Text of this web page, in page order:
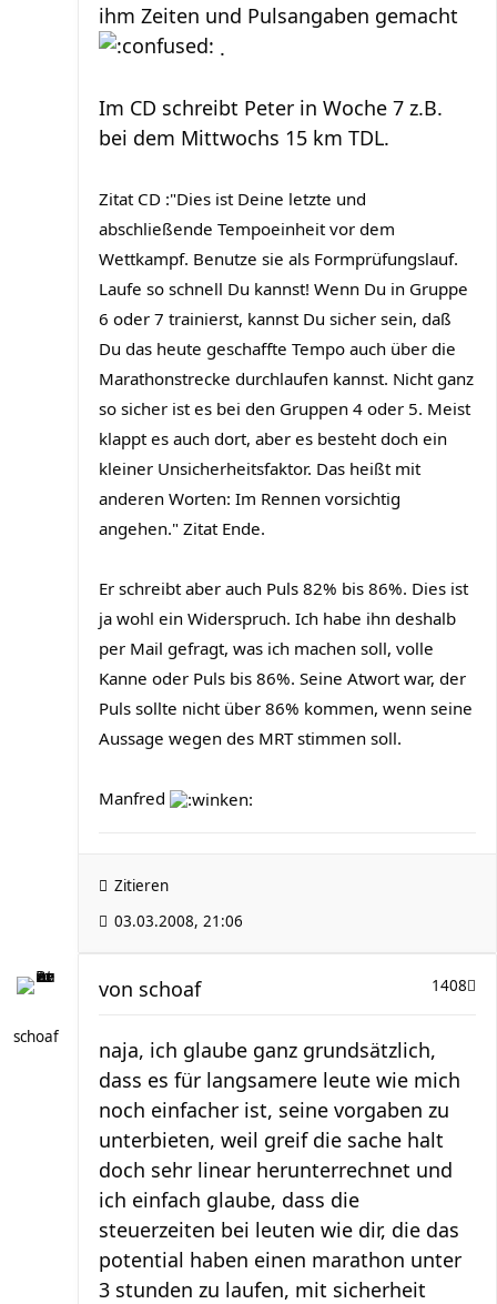
ihm Zeiten und Pulsangaben gemacht
.
Im CD schreibt Peter in Woche 7 z.B.
bei dem Mittwochs 15 km TDL.
Zitat CD :"Dies ist Deine letzte und
abschließende Tempoeinheit vor dem
Wettkampf. Benutze sie als Formprüfungslauf.
Laufe so schnell Du kannst! Wenn Du in Gruppe
6 oder 7 trainierst, kannst Du sicher sein, daß
Du das heute geschaffte Tempo auch über die
Marathonstrecke durchlaufen kannst. Nicht ganz
so sicher ist es bei den Gruppen 4 oder 5. Meist
klappt es auch dort, aber es besteht doch ein
kleiner Unsicherheitsfaktor. Das heißt mit
anderen Worten: Im Rennen vorsichtig
angehen." Zitat Ende.
Er schreibt aber auch Puls 82% bis 86%. Dies ist
ja wohl ein Widerspruch. Ich habe ihn deshalb
per Mail gefragt, was ich machen soll, volle
Kanne oder Puls bis 86%. Seine Atwort war, der
Puls sollte nicht über 86% kommen, wenn seine
Aussage wegen des MRT stimmen soll.
Manfred
Zitieren
03.03.2008, 21:06
schoaf
1408
von schoaf
naja, ich glaube ganz grundsätzlich,
dass es für langsamere leute wie mich
noch einfacher ist, seine vorgaben zu
unterbieten, weil greif die sache halt
doch sehr linear herunterrechnet und
ich einfach glaube, dass die
steuerzeiten bei leuten wie dir, die das
potential haben einen marathon unter
3 stunden zu laufen, mit sicherheit